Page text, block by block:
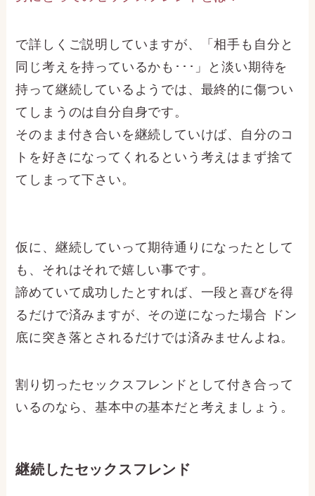
で詳しくご説明していますが、「相手も自分と
同じ考えを持っているかも･･･」と淡い期待を
持って継続しているようでは、最終的に傷つい
てしまうのは自分自身です。
そのまま付き合いを継続していけば、自分のコ
トを好きになってくれるという考えはまず捨て
てしまって下さい。
仮に、継続していって期待通りになったとして
も、それはそれで嬉しい事です。
諦めていて成功したとすれば、一段と喜びを得
るだけで済みますが、その逆になった場合 ドン
底に突き落とされるだけでは済みませんよね。
割り切ったセックスフレンドとして付き合って
いるのなら、基本中の基本だと考えましょう。
継続したセックスフレンド